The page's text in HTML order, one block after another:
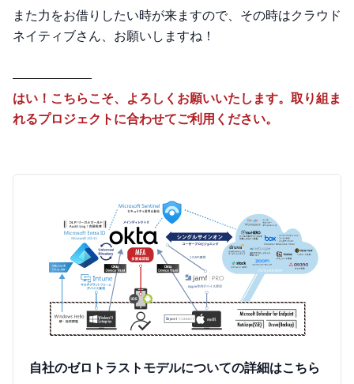
また力をお借りしたい時が来ますので、その時はクラウド
ネイティブさん、お願いしますね！
はい！こちらこそ、よろしくお願いいたします。取り組ま
れるプロジェクトに合わせてご利用ください。
自社のゼロトラストモデルについての詳細はこちら